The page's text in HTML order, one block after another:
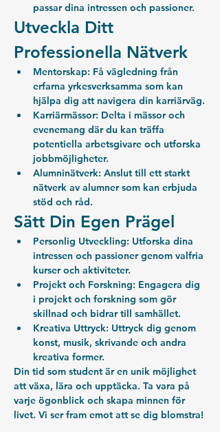
passar dina intressen och passioner.
Utveckla Ditt
Professionella Nätverk
Mentorskap: Få vägledning från
erfarna yrkesverksamma som kan
hjälpa dig att navigera din karriärväg.
Karriärmässor: Delta i mässor och
evenemang där du kan träffa
potentiella arbetsgivare och utforska
jobbmöjligheter.
Alumninätverk: Anslut till ett starkt
nätverk av alumner som kan erbjuda
stöd och råd.
Sätt Din Egen Prägel
Personlig Utveckling: Utforska dina
intressen och passioner genom valfria
kurser och aktiviteter.
Projekt och Forskning: Engagera dig
i projekt och forskning som gör
skillnad och bidrar till samhället.
Kreativa Uttryck: Uttryck dig genom
konst, musik, skrivande och andra
kreativa former.
Din tid som student är en unik möjlighet
att växa, lära och upptäcka. Ta vara på
varje ögonblick och skapa minnen för
livet. Vi ser fram emot att se dig blomstra!